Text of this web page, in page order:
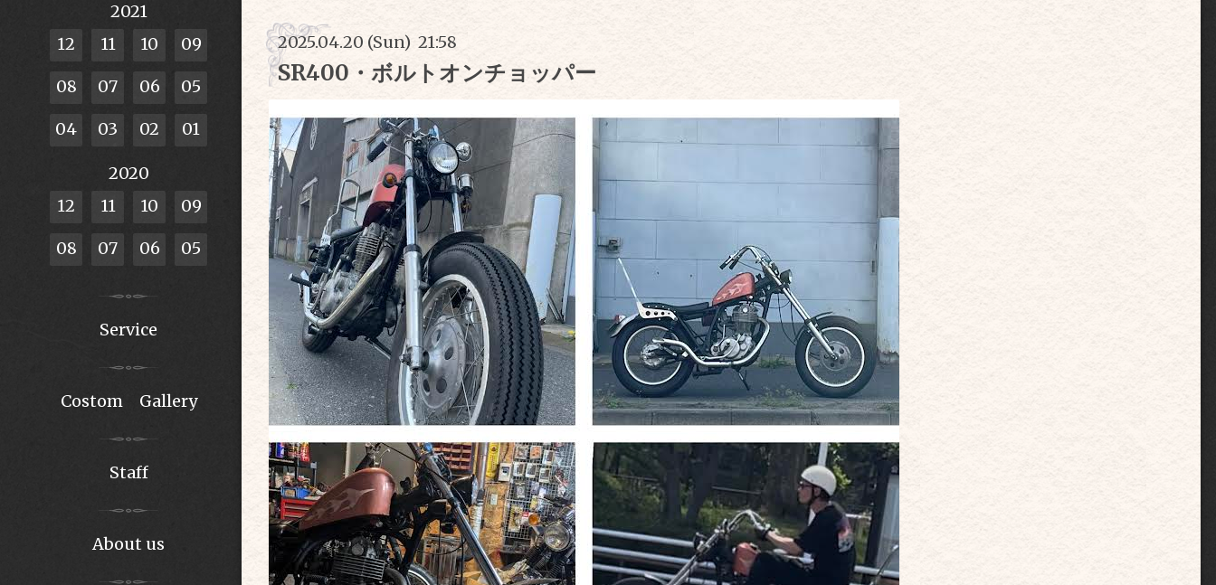
2025.04.20 (Sun) 21:58
SR400・ボルトオンチョッパー
2021
12
11 10 09
08 07 06 05
04 03 02 01
2020
12
11 10 09
08 07 06 05
Service
Costom Gallery
Staff
About us